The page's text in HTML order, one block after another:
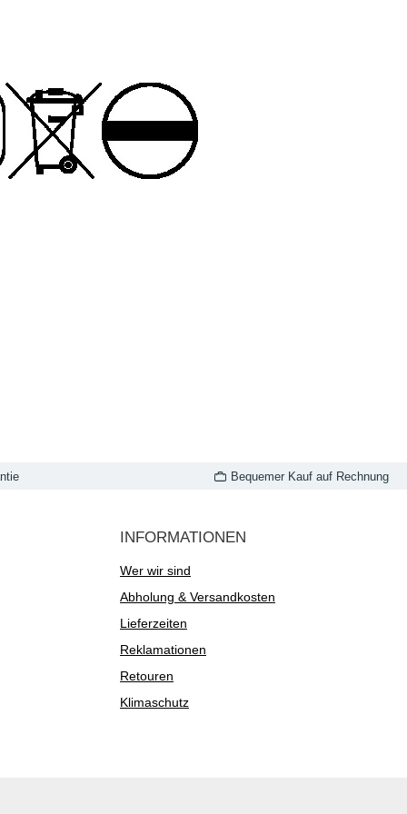
Bequemer Kauf auf Rechnung
INFORMATIONEN
Wer wir sind
Abholung & Versandkosten
Lieferzeiten
Reklamationen
Retouren
Klimaschutz